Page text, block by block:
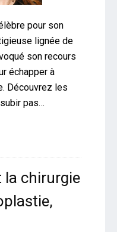
pour son
lignée de
son recours
échapper à
Découvrez les
pas…
la chirurgie